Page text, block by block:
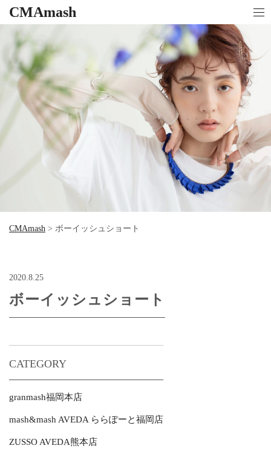
CMAmash
CMAmash > ボーイッシュショート
CATEGORY
granmash福岡本店
mash&mash AVEDA ららぽーと福岡店
ZUSSO AVEDA熊本店
2020.8.25
ボーイッシュショート